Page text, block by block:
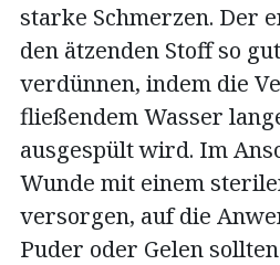
starke Schmerzen. Der
den ätzenden Stoff so
verdünnen, indem die
fließendem Wasser
ausgespült wird. Im
Wunde mit einem
versorgen, auf die
Puder oder Gelen